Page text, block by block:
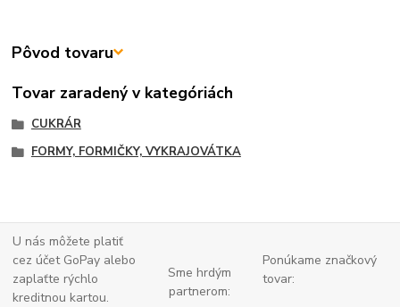
Pôvod tovaru
Tovar zaradený v kategóriách
CUKRÁR
FORMY, FORMIČKY, VYKRAJOVÁTKA
U nás môžete platiť
cez účet GoPay alebo
zaplaťte rýchlo
kreditnou kartou.
Sme hrdým
partnerom:
Ponúkame značkový
tovar: